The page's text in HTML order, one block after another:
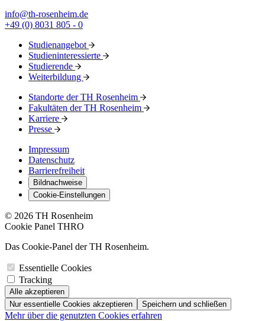
info@th-rosenheim.de
+49 (0) 8031 805 - 0
Studienangebot
Studieninteressierte
Studierende
Weiterbildung
Standorte der TH Rosenheim
Fakultäten der TH Rosenheim
Karriere
Presse
Impressum
Datenschutz
Barrierefreiheit
Bildnachweise
Cookie-Einstellungen
© 2026 TH Rosenheim
Cookie Panel THRO
Das Cookie-Panel der TH Rosenheim.
Essentielle Cookies
Tracking
Alle akzeptieren
Nur essentielle Cookies akzeptieren
Speichern und schließen
Mehr über die genutzten Cookies erfahren